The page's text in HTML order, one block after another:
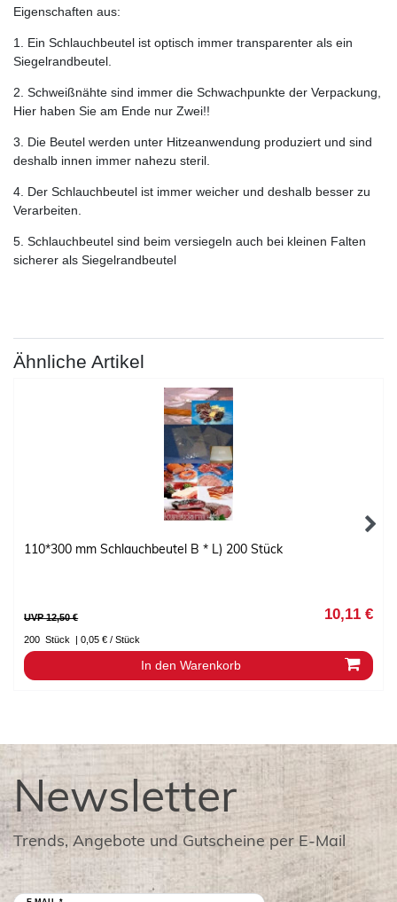
Eigenschaften aus:
1. Ein Schlauchbeutel ist optisch immer transparenter als ein
Siegelrandbeutel.
2. Schweißnähte sind immer die Schwachpunkte der Verpackung,
Hier haben Sie am Ende nur Zwei!!
3. Die Beutel werden unter Hitzeanwendung produziert und sind
deshalb innen immer nahezu steril.
4. Der Schlauchbeutel ist immer weicher und deshalb besser zu
Verarbeiten.
5. Schlauchbeutel sind beim versiegeln auch bei kleinen Falten
sicherer als Siegelrandbeutel
Ähnliche Artikel
110*300 mm Schlauchbeutel B * L) 200 Stück
UVP 12,50 € 10,11 €
200 Stück | 0,05 € / Stück
In den Warenkorb
Newsletter
Trends, Angebote und Gutscheine per E-Mail